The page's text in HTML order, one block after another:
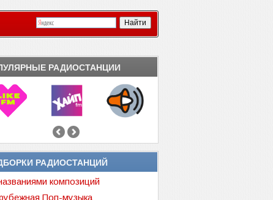
РАДИОСТАНЦИИ
РАДИОСТАНЦИЙ
композиций
Поп-музыка